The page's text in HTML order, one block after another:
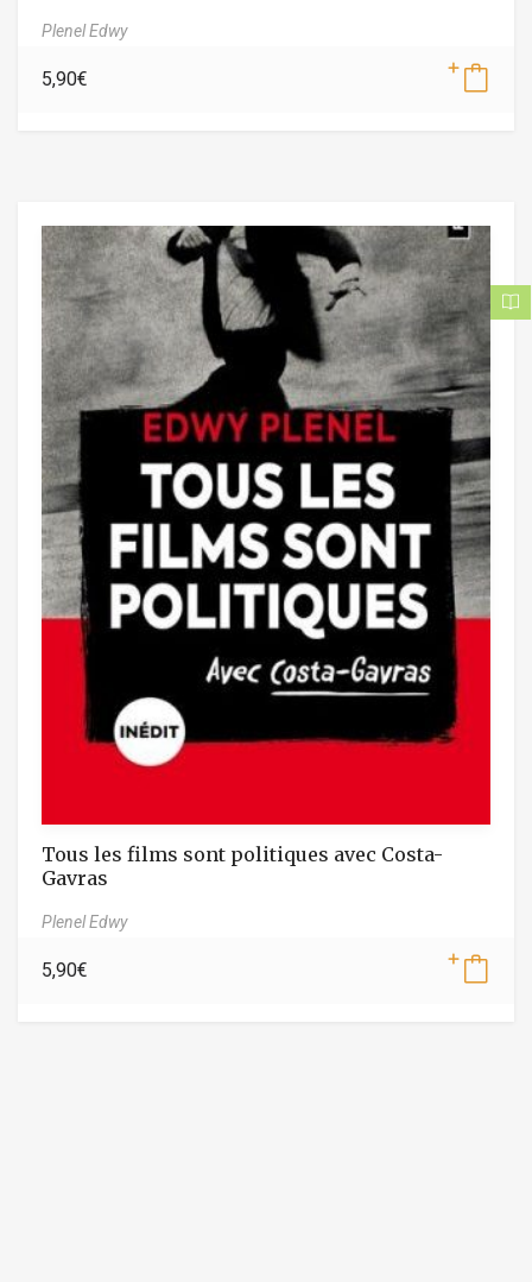
Plenel Edwy
5,90€
Tous les films sont politiques avec Costa-
Gavras
Plenel Edwy
5,90€